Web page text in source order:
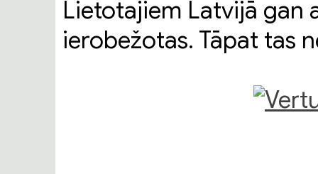
Lietotajiem Latvijā gan
ierobežotas. Tāpat tas